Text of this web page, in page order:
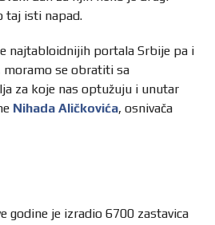
taj isti napad.
najtabloidnijih portala Srbije pa i
moramo se obratiti sa
za koje nas optužuju i unutar
Nihada Aličkovića, osnivača
godine je izradio 6700 zastavica